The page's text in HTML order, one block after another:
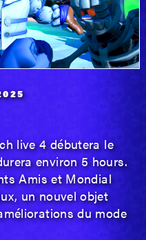
live 4 débutera le
environ 5 hours.
Amis et Mondial
un nouvel objet
du mode